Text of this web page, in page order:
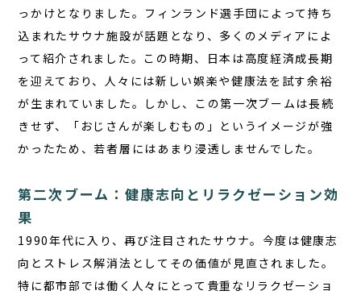
っかけとなりました。フィンランド選手団によって持ち
込まれたサウナ施設が話題となり、多くのメディアによ
って紹介されました。この時期、日本は高度経済成長期
を迎えており、人々には新しい娯楽や健康法を試す余裕
が生まれていました。しかし、この第一次ブームは長続
きせず、「おじさんが楽しむもの」というイメージが強
かったため、若者層にはあまり浸透しませんでした。
第二次ブーム：健康志向とリラクゼーション効
果
1990年代に入り、再び注目されたサウナ。今度は健康志
向とストレス解消法としてその価値が見直されました。
特に都市部では働く人々にとって貴重なリラクゼーショ